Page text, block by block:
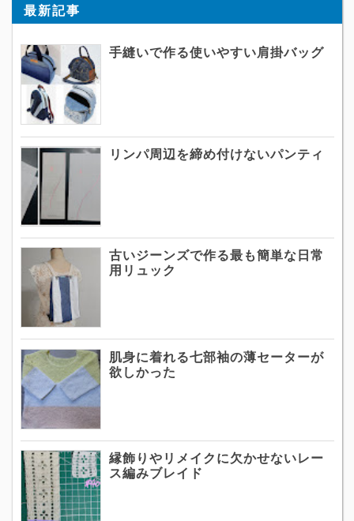
最新記事
手縫いで作る使いやすい肩掛バッグ
リンパ周辺を締め付けないパンティ
古いジーンズで作る最も簡単な日常
用リュック
肌身に着れる七部袖の薄セーターが
欲しかった
縁飾りやリメイクに欠かせないレー
ス編みブレイド